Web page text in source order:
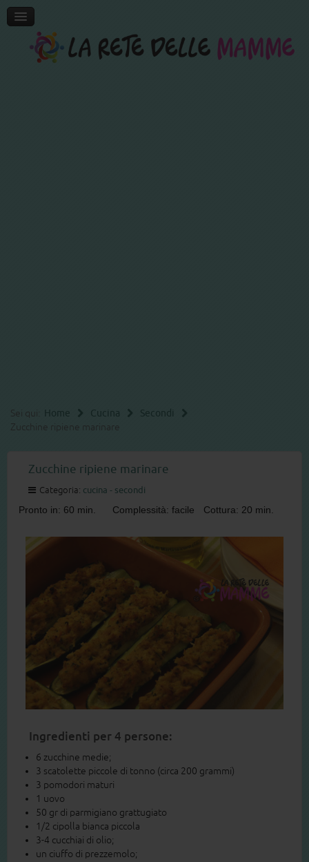
Sei qui: Home Cucina
Secondi
Zucchine ripiene marinare
Zucchine ripiene marinare
Categoria: cucina - secondi
Pronto in: 60 min. Complessità: facile Cottura: 20 min.
Ingredienti per 4 persone:
6 zucchine medie;
3 scatolette piccole di tonno (circa 200 grammi)
3 pomodori maturi
1 uovo
50 gr di parmigiano grattugiato
1/2 cipolla bianca piccola
3-4 cucchiai di olio;
un ciuffo di prezzemolo;